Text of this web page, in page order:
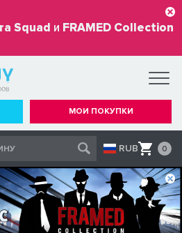
Squad и FRAMED Collection
МОИ ПОКУПКИ
RUB 0